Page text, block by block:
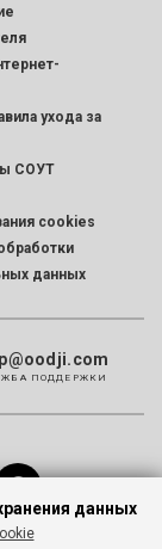
ухода за
СОУТ
cookies
данных
ПОДДЕРЖКИ
данных